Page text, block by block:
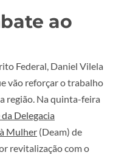
ao
Federal, Daniel Vilela
vão reforçar o trabalho
região. Na quinta-feira
Delegacia
Mulher (Deam) de
revitalização com o